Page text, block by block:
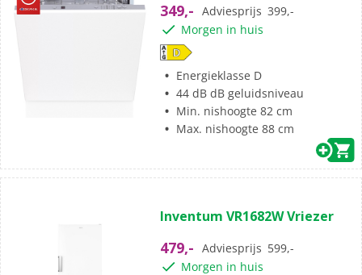
349,- Adviesprijs 399,-
Morgen in huis
Energieklasse D
44 dB dB geluidsniveau
Min. nishoogte 82 cm
Max. nishoogte 88 cm
Inventum VR1682W Vriezer
479,- Adviesprijs 599,-
Morgen in huis